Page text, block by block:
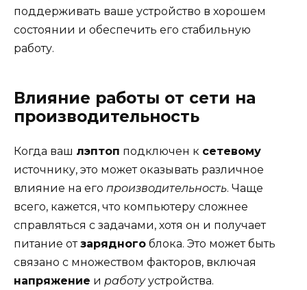
поддерживать ваше устройство в хорошем
состоянии и обеспечить его стабильную
работу.
Влияние работы от сети на
производительность
Когда ваш лэптоп подключен к сетевому
источнику, это может оказывать различное
влияние на его производительность. Чаще
всего, кажется, что компьютеру сложнее
справляться с задачами, хотя он и получает
питание отзарядного блока. Это может быть
связано с множеством факторов, включая
напряжение и работуустройства.